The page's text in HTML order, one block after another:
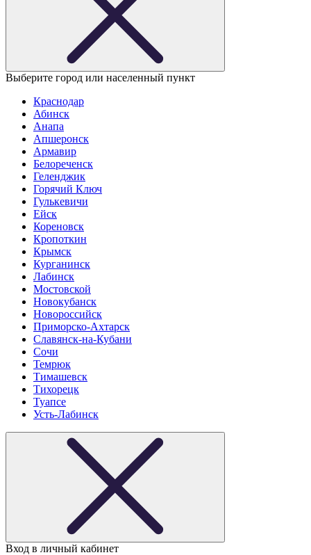
Выберите город или населенный пункт
Краснодар
Абинск
Анапа
Апшеронск
Армавир
Белореченск
Геленджик
Горячий Ключ
Гулькевичи
Ейск
Кореновск
Кропоткин
Крымск
Курганинск
Лабинск
Мостовской
Новокубанск
Новороссийск
Приморско-Ахтарск
Славянск-на-Кубани
Сочи
Темрюк
Тимашевск
Тихорецк
Туапсе
Усть-Лабинск
Вход в личный кабинет